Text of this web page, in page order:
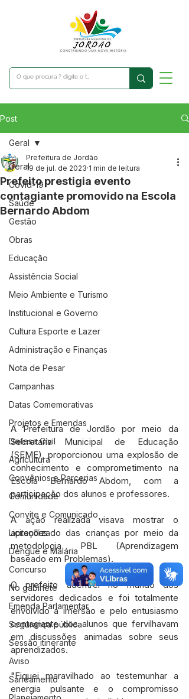
Post
Geral
Covid-19
Saúde
Gestão
Obras
Educação
Assistência Social
Meio Ambiente e Turismo
Institucional e Governo
Cultura Esporte e Lazer
Administração e Finanças
Nota de Pesar
Campanhas
Datas Comemorativas
Projetos e Emendas
Defesa Civil
Agricultura
Convênios e Parcerias
Comunidade
Convite e Comunicado
Licitações
Dengue e Malária
Concurso
No gabinete
Emenda Parlamentar
Segurança pública
Sessão itinerante
Aviso
Saneamento
Geral
Prefeito prestigia evento
contagiante promovido na Escola
Bernardo Abdom
Prefeitura de Jordão
19 de jul. de 2023 1 min de leitura
A Prefeitura de Jordão por meio da
Secretaria Municipal de Educação
(SEME), proporcionou uma explosão de
conhecimento e comprometimento na
Escola Bernardo Abdom, com a
participação dos alunos e professores.
A ação realizada visava mostrar o
aprendizado das crianças por meio da
metodologia PBL (Aprendizagem
baseado em Problemas).
O prefeito adentrei no mundo dos
servidores dedicados e foi totalmente
envolvido a imersão e pelo entusiasmo
contagiante dos alunos que fervilhavam
em discussões animadas sobre seus
aprendizados.
"Fiquei maravilhado ao testemunhar a
energia pulsante e o compromisso